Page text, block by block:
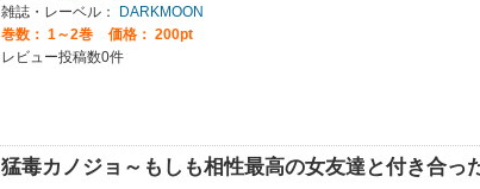
雑誌・レーベル：
DARKMOON
巻数： 1～2巻
価格： 200pt
レビュー投稿数0件
猛毒カノジョ～もしも相性最高の女友達と付き合っ